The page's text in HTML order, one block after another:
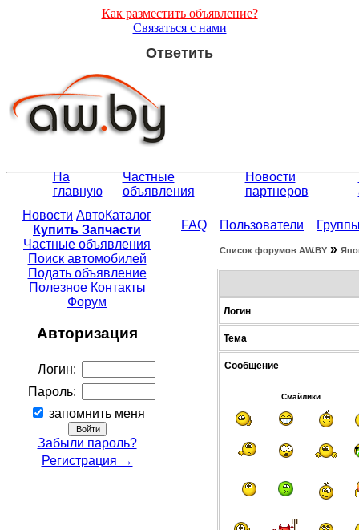
Как разместить объявление?
Связаться с нами
Ответить
На
главную
Частные
объявления
Новости
партнеров
Новости АвтоКаталог
Купить Запчасти
Частные объявления
Поиск автомобилей
Подать объявление
Полезное Контакты
Форум
Авторизация
Логин:
Пароль:
запомнить меня
Забыли пароль?
Регистрация →
FAQ Пользователи
Список форумов АW.BY »
Логин
Тема
Сообщение
Смайлики